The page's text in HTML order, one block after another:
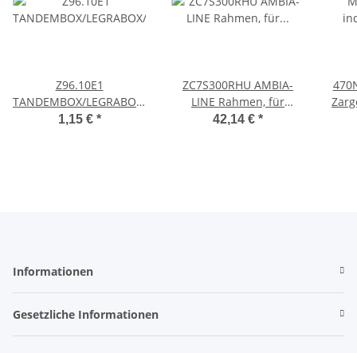
Z96.10E1
TANDEMBOX/LEGRABOX/MERIVOBOX
Front-/Bodenstabilisierung,
1,15 € *
ZC7S300RHU AMBIA-
LINE Rahmen, für
LEGRABOX/MERIVOBOX,
42,14 € *
Informationen
Gesetzliche Informationen